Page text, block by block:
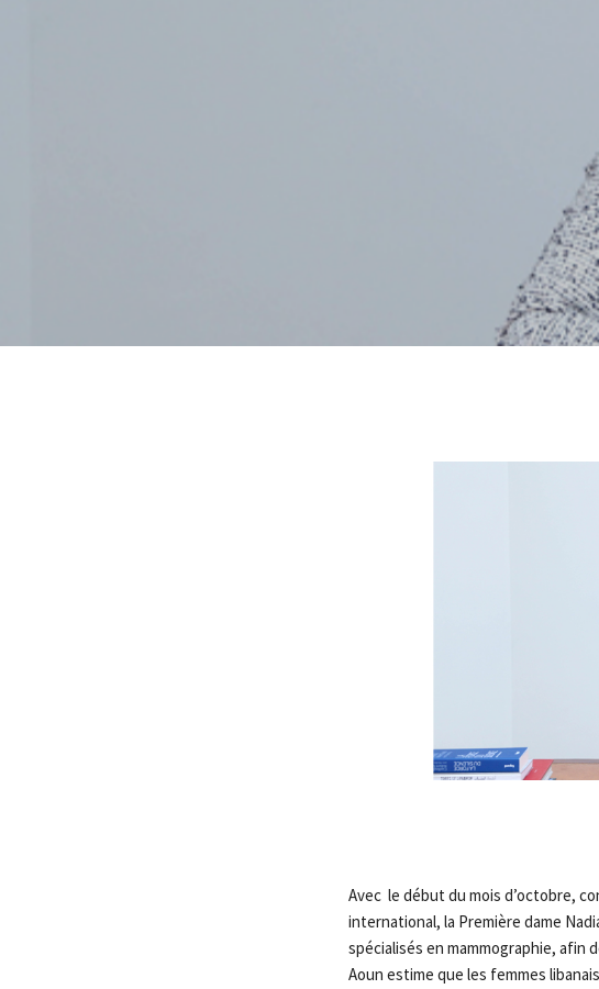
Avec le début du mois d’octobre,
international, la Première dame
spécialisés en mammographie, afin
Aoun estime que les femmes